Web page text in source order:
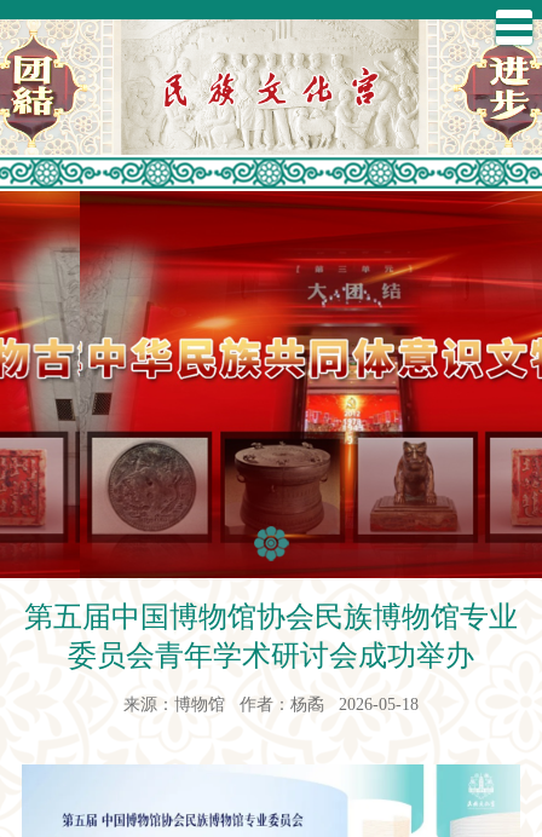
第五届中国博物馆协会民族博物馆专业
委员会青年学术研讨会成功举办
来源：博物馆 作者：杨矞 2026-05-18